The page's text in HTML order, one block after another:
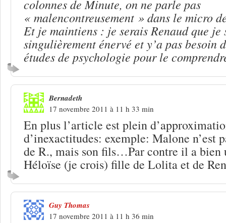
colonnes de Minute, on ne parle pas
« malencontreusement » dans le micro
Et je maintiens : je serais Renaud que je
singulièrement énervé et y’a pas besoin
études de psychologie pour le
Bernadeth
17 novembre 2011 à 11 h 33 min
En plus l’article est plein
d’inexactitudes: exemple: Malone n’est
de R., mais son fils…Par contre il a
Héloïse (je crois) fille de Lolita et de
Guy Thomas
17 novembre 2011 à 11 h 36 min